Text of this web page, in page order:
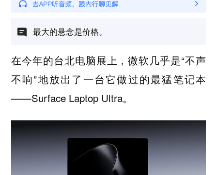
最大的悬念是价格。
在今年的台北电脑展上，微软几乎是“不声
不响”地放出了一台它做过的最猛笔记本
——Surface Laptop Ultra。